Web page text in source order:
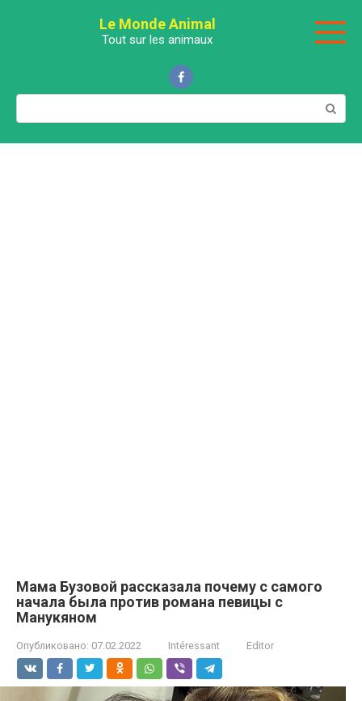
Le Monde Animal
Tout sur les animaux
Поиск:
Мама Бузовой рассказала почему с самого
начала была против романа певицы с
Манукяном
Опубликовано: 07.02.2022 Intéressant Editor